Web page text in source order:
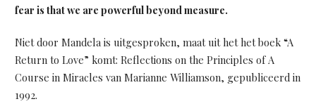
fear is that we are powerful beyond measure.
Niet door Mandela is uitgesproken, maat uit het het boek “A
Return to Love” komt: Reflections on the Principles of A
Course in Miracles van Marianne Williamson, gepubliceerd in
1992.